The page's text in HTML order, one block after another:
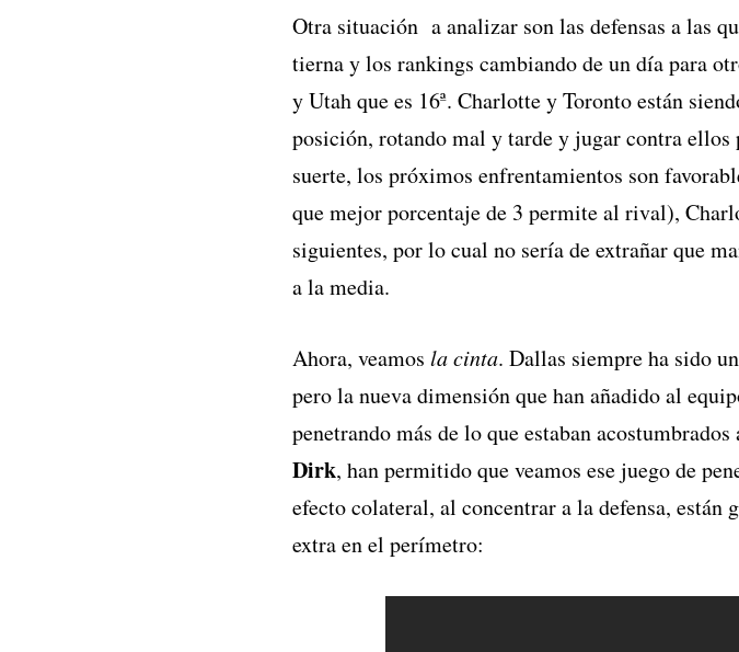
Otra situación a analizar son las defensas a las
tierna y los rankings cambiando de un día para
y Utah que es 16ª. Charlotte y Toronto están
posición, rotando mal y tarde y jugar contra ellos
suerte, los próximos enfrentamientos son
que mejor porcentaje de 3 permite al rival),
siguientes, por lo cual no sería de extrañar que
a la media.
Ahora, veamos la cinta. Dallas siempre ha sido
pero la nueva dimensión que han añadido al
penetrando más de lo que estaban
Dirk, han permitido que veamos ese juego de
efecto colateral, al concentrar a la defensa, están
extra en el perímetro: